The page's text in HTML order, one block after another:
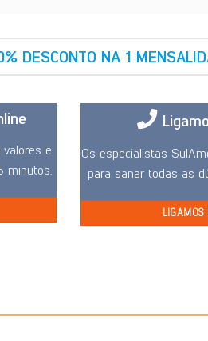
DESCONTO NA 1
e
minutos.
Os especialistas
para sanar todas as